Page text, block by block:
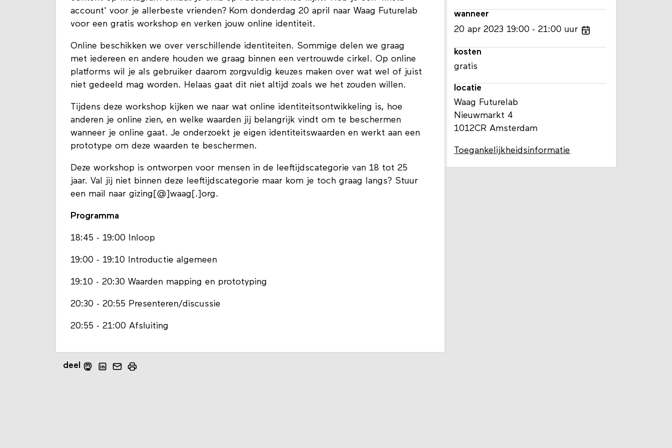
account' voor je allerbeste vrienden? Kom donderdag 20 april naar Waag Futurelab
voor een gratis workshop en verken jouw online identiteit.
Online beschikken we over verschillende identiteiten. Sommige delen we graag
met iedereen en andere houden we graag binnen een vertrouwde cirkel. Op online
platforms wil je als gebruiker daarom zorgvuldig keuzes maken over wat wel of juist
niet gedeeld mag worden. Helaas gaat dit niet altijd zoals we het zouden willen.
Tijdens deze workshop kijken we naar wat online identiteitsontwikkeling is, hoe
anderen je online zien, en welke waarden jij belangrijk vindt om te beschermen
wanneer je online gaat. Je onderzoekt je eigen identiteitswaarden en werkt aan een
prototype om deze waarden te beschermen.
Deze workshop is ontworpen voor mensen in de leeftijdscategorie van 18 tot 25
jaar. Val jij niet binnen deze leeftijdscategorie maar kom je toch graag langs? Stuur
een mail naar gizing[@]waag[.]org.
Programma
18:45 - 19:00 Inloop
19:00 - 19:10 Introductie algemeen
19:10 - 20:30 Waarden mapping en prototyping
20:30 - 20:55 Presenteren/discussie
20:55 - 21:00 Afsluiting
wanneer
20 apr 2023 19:00 21:00 uur
kosten
gratis
locatie
Waag Futurelab
Nieuwmarkt 4
1012CR Amsterdam
Toegankelijkheidsinformatie
deel